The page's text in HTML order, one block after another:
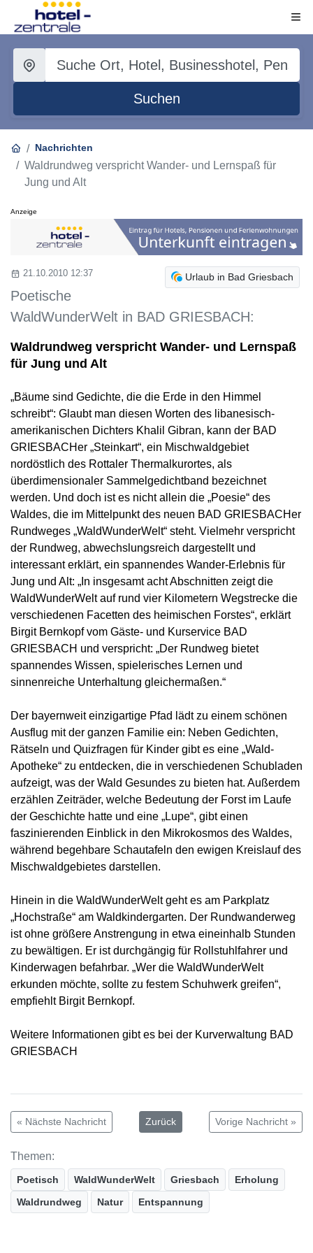
Suchen
Nachrichten
Waldrundweg verspricht Wander- und Lernspaß für
Jung und Alt
Anzeige
Urlaub in Bad Griesbach
21.10.2010 12:37
Poetische
WaldWunderWelt in BAD GRIESBACH:
Waldrundweg verspricht Wander- und Lernspaß
für Jung und Alt
„Bäume sind Gedichte, die die Erde in den Himmel
schreibt“: Glaubt man diesen Worten des libanesisch-
amerikanischen Dichters Khalil Gibran, kann der BAD
GRIESBACHer „Steinkart“, ein Mischwaldgebiet
nordöstlich des Rottaler Thermalkurortes, als
überdimensionaler Sammelgedichtband bezeichnet
werden. Und doch ist es nicht allein die „Poesie“ des
Waldes, die im Mittelpunkt des neuen BAD GRIESBACHer
Rundweges „WaldWunderWelt“ steht. Vielmehr verspricht
der Rundweg, abwechslungsreich dargestellt und
interessant erklärt, ein spannendes Wander-Erlebnis für
Jung und Alt: „In insgesamt acht Abschnitten zeigt die
WaldWunderWelt auf rund vier Kilometern Wegstrecke die
verschiedenen Facetten des heimischen Forstes“, erklärt
Birgit Bernkopf vom Gäste- und Kurservice BAD
GRIESBACH und verspricht: „Der Rundweg bietet
spannendes Wissen, spielerisches Lernen und
sinnenreiche Unterhaltung gleichermaßen.“
Der bayernweit einzigartige Pfad lädt zu einem schönen
Ausflug mit der ganzen Familie ein: Neben Gedichten,
Rätseln und Quizfragen für Kinder gibt es eine „Wald-
Apotheke“ zu entdecken, die in verschiedenen Schubladen
aufzeigt, was der Wald Gesundes zu bieten hat. Außerdem
erzählen Zeiträder, welche Bedeutung der Forst im Laufe
der Geschichte hatte und eine „Lupe“, gibt einen
faszinierenden Einblick in den Mikrokosmos des Waldes,
während begehbare Schautafeln den ewigen Kreislauf des
Mischwaldgebietes darstellen.
Hinein in die WaldWunderWelt geht es am Parkplatz
„Hochstraße“ am Waldkindergarten. Der Rundwanderweg
ist ohne größere Anstrengung in etwa eineinhalb Stunden
zu bewältigen. Er ist durchgängig für Rollstuhlfahrer und
Kinderwagen befahrbar. „Wer die WaldWunderWelt
erkunden möchte, sollte zu festem Schuhwerk greifen“,
empfiehlt Birgit Bernkopf.
Weitere Informationen gibt es bei der Kurverwaltung BAD
GRIESBACH
« Nächste Nachricht Zurück Vorige Nachricht »
Themen:
Poetisch WaldWunderWelt Griesbach
Erholung
Waldrundweg
Natur Entspannung